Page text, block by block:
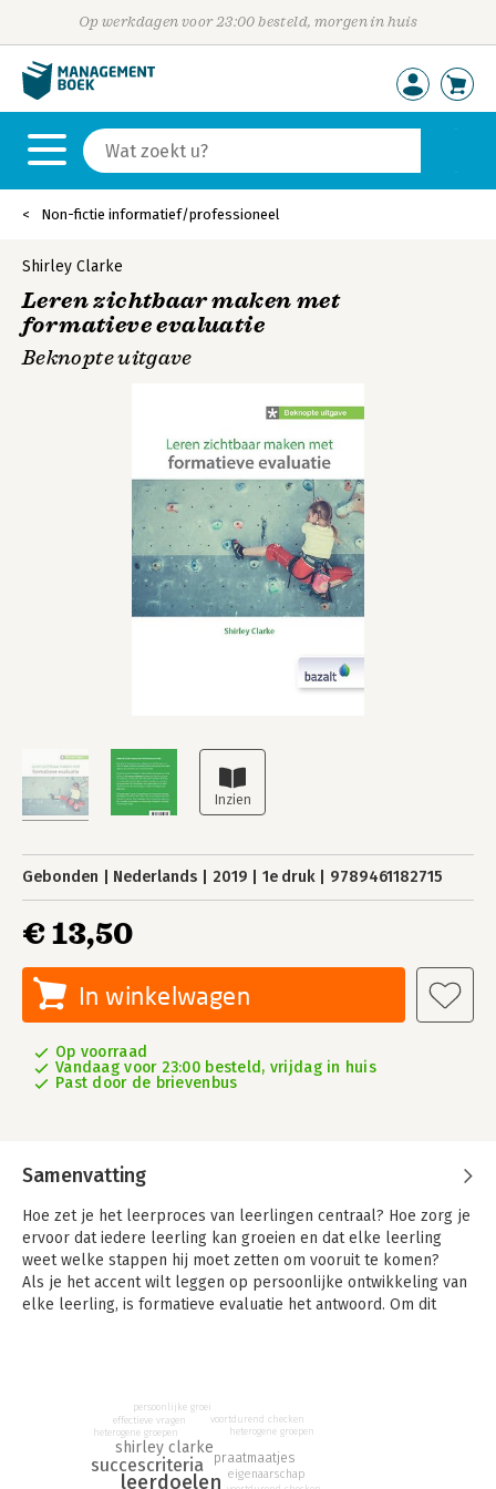
Op werkdagen voor 23:00 besteld, morgen in huis
Non-fictie informatief/professioneel
Shirley Clarke
Leren zichtbaar maken met
formatieve evaluatie
Beknopte uitgave
Gebonden Nederlands 2019 1e druk 9789461182715
€ 13,50
In winkelwagen
Op voorraad
Vandaag voor 23:00 besteld, vrijdag in huis
Past door de brievenbus
Samenvatting
Hoe zet je het leerproces van leerlingen centraal? Hoe zorg je
ervoor dat iedere leerling kan groeien en dat elke leerling
weet welke stappen hij moet zetten om vooruit te komen?
Als je het accent wilt leggen op persoonlijke ontwikkeling van
elke leerling, is formatieve evaluatie het antwoord. Om dit
al weten en begrijpen zijn belangrijk.
Dit boekje gaat in op de 12 ingrediënten van formatieve
evaluatie die Shirley Clarke beschrijft in haar boek Leren
leerdoelen
succescriteria
shirley clarke
praatmaatjes
eigenaarschap
heterogene groepen
effectieve vragen
persoonlijke groei
voortdurend checken
heterogene groepen